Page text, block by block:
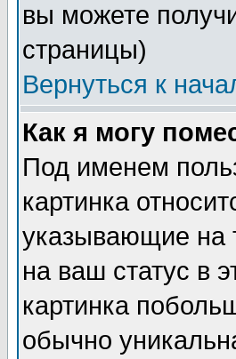
вы можете
страницы)
Вернуться к
Как я могу
Под именем
картинка
указывающие на
на ваш статус в
картинка
обычно